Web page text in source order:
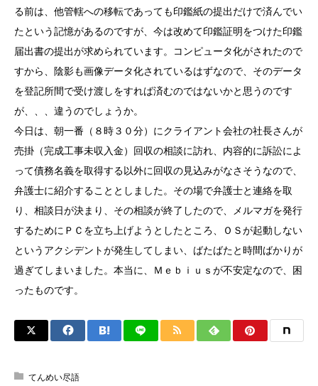
る前は、他管轄への移転であっても印鑑紙の提出だけで済んでい
たという記憶があるのですが、今は改めて印鑑証明をつけた印鑑
届出書の提出が求められています。コンピュータ化がされたので
すから、陰影も画像データ化されているはずなので、そのデータ
を登記所間で受け渡しをすれば済むのではないかと思うのです
が、、、違うのでしょうか。
今日は、朝一番（８時３０分）にクライアント会社の社長さんが
売掛（完成工事未収入金）回収の相談に訪れ、内容的に訴訟によ
って債務名義を取得する以外に回収の見込みがなさそうなので、
弁護士に紹介することとしました。その場で弁護士と連絡を取
り、相談日が決まり、その相談が終了したので、メルマガを発行
するためにＰＣを立ち上げようとしたところ、ＯＳが起動しない
というアクシデントが発生してしまい、ばたばたと時間ばかりが
過ぎてしまいました。本当に、Ｍｅｂｉｕｓが不安定なので、困
ったものです。
てんめい尽語